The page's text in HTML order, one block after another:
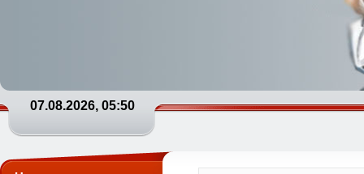
07.08.2026, 05:50